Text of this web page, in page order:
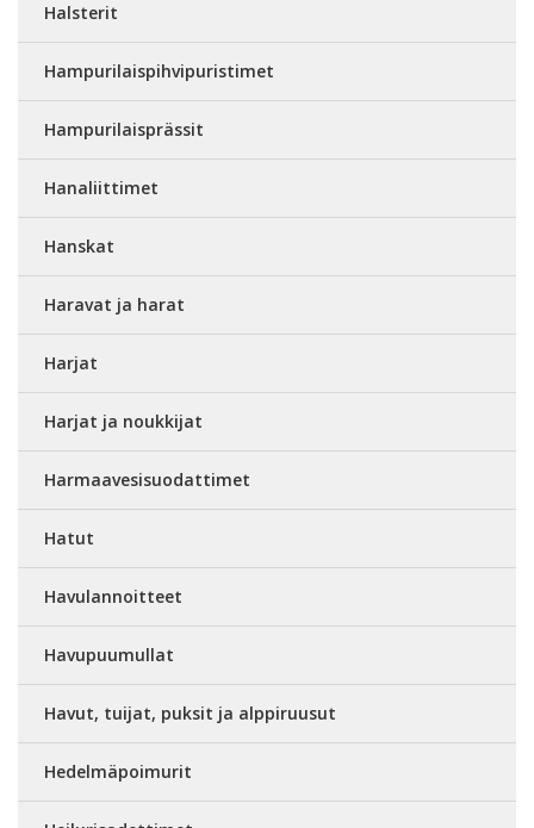
Halsterit
Hampurilaispihvipuristimet
Hampurilaisprässit
Hanaliittimet
Hanskat
Haravat ja harat
Harjat
Harjat ja noukkijat
Harmaavesisuodattimet
Hatut
Havulannoitteet
Havupuumullat
Havut, tuijat, puksit ja alppiruusut
Hedelmäpoimurit